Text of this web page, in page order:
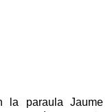
la paraula Jaume